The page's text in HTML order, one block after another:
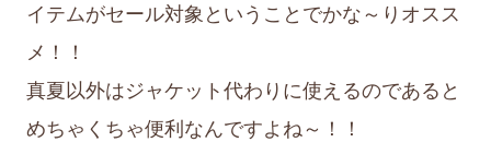
イテムがセール対象ということでかな～りオスス
メ！！
真夏以外はジャケット代わりに使えるのであると
めちゃくちゃ便利なんですよね～！！